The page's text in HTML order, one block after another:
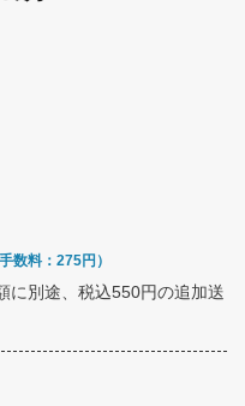
数料：275円）
に別途、税込550円の追加送